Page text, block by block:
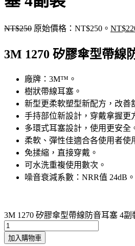
NT$250 原始價格：NT$250。 NT$
3M 1270 矽膠傘型帶線
廠牌：3M™。
樹狀帶線耳塞。
新型更柔軟塑型新配方，改善
手持部位新設計，穿戴拿握更
多環式耳塞設計，使用更安全
柔軟、彈性佳適合各使用者使
免揉縮，直接穿戴。
可水洗重複使用數次。
噪音衰減系數：NRR值 24dB。
3M 1270 矽膠傘型帶線防音耳塞 4副
加入購物車